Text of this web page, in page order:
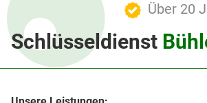
Über 20
Schlüsseldienst